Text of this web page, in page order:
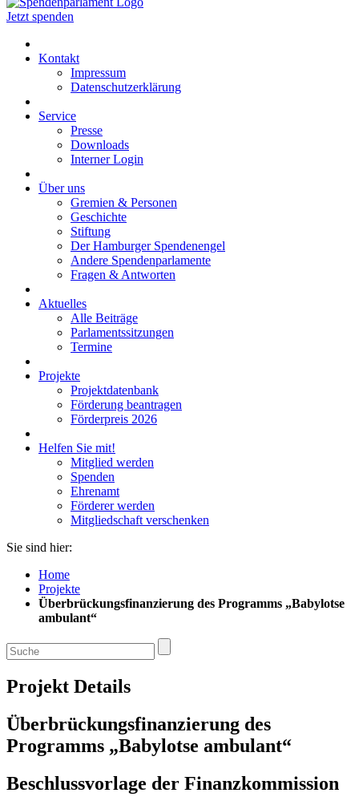
Jetzt spenden
Kontakt
Impressum
Datenschutzerklärung
Service
Presse
Downloads
Interner Login
Über uns
Gremien & Personen
Geschichte
Stiftung
Der Hamburger Spendenengel
Andere Spendenparlamente
Fragen & Antworten
Aktuelles
Alle Beiträge
Parlamentssitzungen
Termine
Projekte
Projektdatenbank
Förderung beantragen
Förderpreis 2026
Helfen Sie mit!
Mitglied werden
Spenden
Ehrenamt
Förderer werden
Mitgliedschaft verschenken
Sie sind hier:
Home
Projekte
Überbrückungsfinanzierung des Programms „Babylotse
ambulant“
Projekt Details
Überbrückungsfinanzierung des
Programms „Babylotse ambulant“
Beschlussvorlage der Finanzkommission